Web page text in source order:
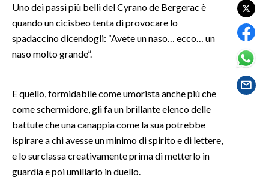
BASKET
VOLLEY
MOTORI
ALTRI SPORT
SPETTACOLI
GOSSIP
Uno dei passi più belli del Cyrano de Bergerac è
quando un cicisbeo tenta di provocare lo
spadaccino dicendogli: “Avete un naso… ecco… un
naso molto grande”.
E quello, formidabile come umorista anche più che
come schermidore, gli fa un brillante elenco delle
battute che una canappia come la sua potrebbe
ispirare a chi avesse un minimo di spirito e di lettere,
e lo surclassa creativamente prima di metterlo in
guardia e poi umiliarlo in duello.